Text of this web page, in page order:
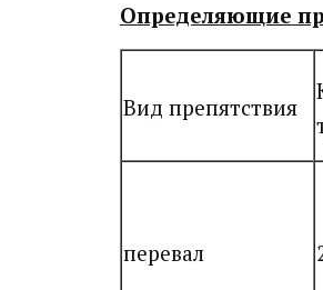
Определяющие
Вид препятствия
перевал